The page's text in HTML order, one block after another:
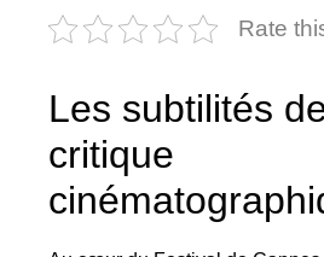
Rate
Les subtilités
critique